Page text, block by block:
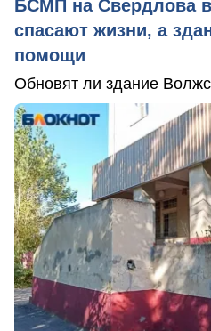
БСМП на Свердлова
спасают жизни, а
помощи
Обновят ли здание